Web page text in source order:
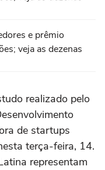
e prêmio
veja as dezenas
realizado pelo
de startups
terça-feira, 14.
representam